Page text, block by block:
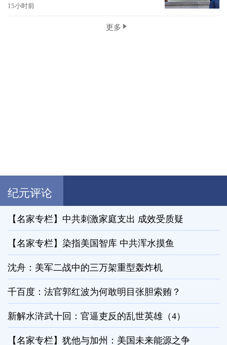
15小时前
更多
纪元评论
【名家专栏】中共刺激家庭支出 成效受质疑
【名家专栏】染指美国智库 中共浑水摸鱼
沈舟：美军二战中的三万架重型轰炸机
千百度：法官郭红波为何敢明目张胆索贿？
新解水浒武十回：官逼吏反的乱世英雄（4）
【名家专栏】犹他与加州：美国未来能源之争